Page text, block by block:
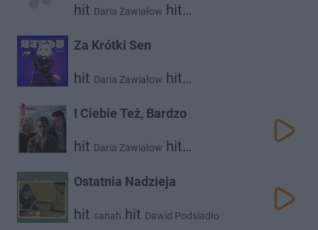
hit Daria Zawiałow hit
Za Krótki Sen
hit Daria Zawiałow hit
I Ciebie Też, Bardzo
hit Daria Zawiałow hit
Ostatnia Nadzieja
hit sanah hit Dawid Podsiadło